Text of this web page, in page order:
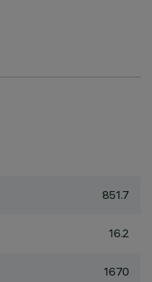
851.7
16.2
1670